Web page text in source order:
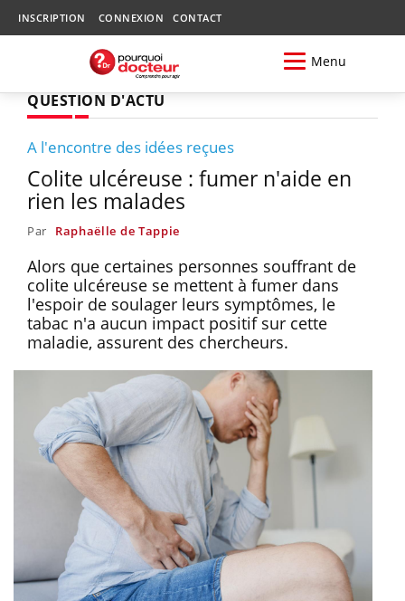
INSCRIPTION CONNEXION CONTACT
Menu
QUESTION D'ACTU
A l'encontre des idées reçues
Colite ulcéreuse : fumer n'aide en
rien les malades
Par Raphaëlle de Tappie
Alors que certaines personnes souffrant de
colite ulcéreuse se mettent à fumer dans
l'espoir de soulager leurs symptômes, le
tabac n'a aucun impact positif sur cette
maladie, assurent des chercheurs.